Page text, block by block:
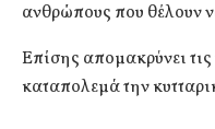
ανθρώπους που θέλουν
Επίσης απομακρύνει
καταπολεμά την